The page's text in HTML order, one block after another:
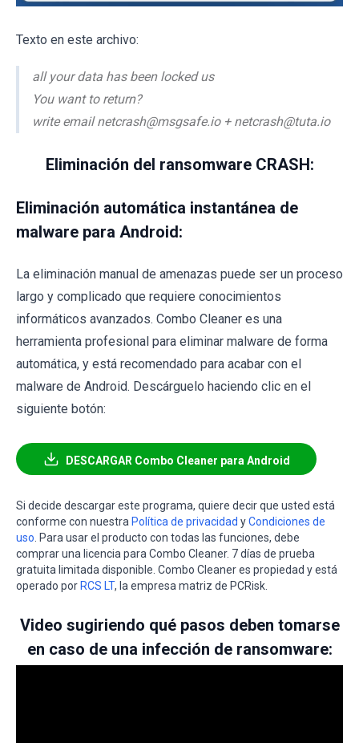
Texto en este archivo:
all your data has been locked us
You want to return?
write email netcrash@msgsafe.io + netcrash@tuta.io
Eliminación del ransomware CRASH:
Eliminación automática instantánea de
malware para Android:
La eliminación manual de amenazas puede ser un proceso
largo y complicado que requiere conocimientos
informáticos avanzados. Combo Cleaner es una
herramienta profesional para eliminar malware de forma
automática, y está recomendado para acabar con el
malware de Android. Descárguelo haciendo clic en el
siguiente botón:
DESCARGAR Combo Cleaner para Android
Si decide descargar este programa, quiere decir que usted está
conforme con nuestra Política de privacidad yCondiciones de
uso . Para usar el producto con todas las funciones, debe
comprar una licencia para Combo Cleaner. 7 días de prueba
gratuita limitada disponible. Combo Cleaner es propiedad y está
operado por RCS LT, la empresa matriz de PCRisk.
Video sugiriendo qué pasos deben tomarse
en caso de una infección de ransomware: